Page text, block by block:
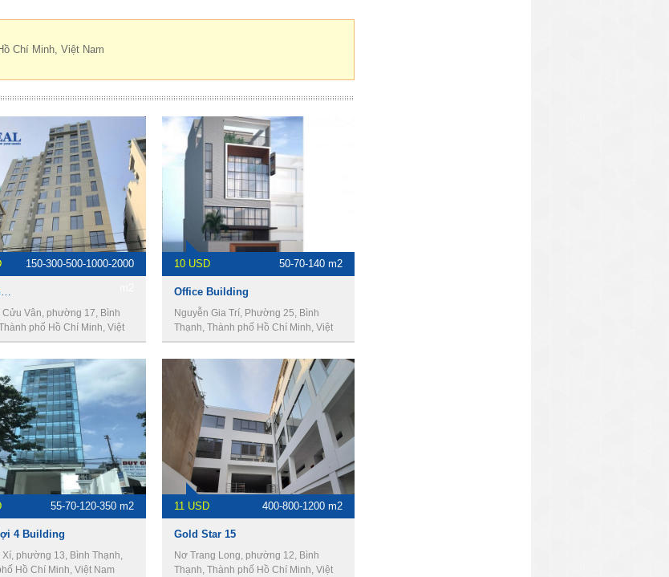
Chí Minh, Việt Nam
150-300-500-1000-2000
Cửu Vân, phường 17, Bình
phố Hồ Chí Minh, Việt
10 USD 50-70-140 m2
Office Building
Nguyễn Gia Trí, Phường 25, Bình
Thạnh, Thành phố Hồ Chí Minh, Việt
Nam
55-70-120-350 m2
4 Building
phường 13, Bình Thạnh,
Hồ Chí Minh, Việt Nam
11 USD 400-800-1200 m2
Gold Star 15
Nơ Trang Long, phường 12, Bình
Thạnh, Thành phố Hồ Chí Minh, Việt